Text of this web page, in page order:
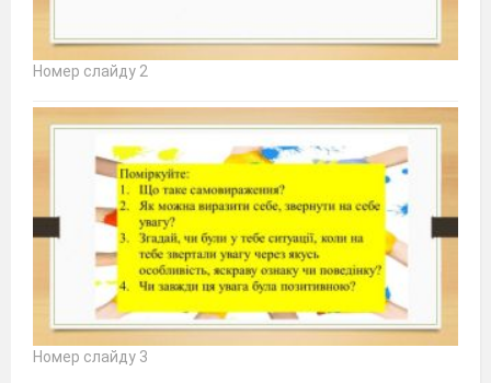
Номер слайду 2
Номер слайду 3